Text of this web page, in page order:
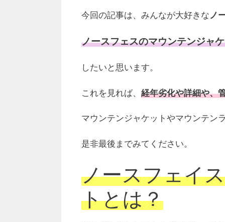
今回の記事は、みんなが大好きなノ
ノースフェスのマウンテンジャ
したいと思います。
これを見れば、 経年劣化や詳細や、
マウンテンジャケットやマウンテン
是非最後までみてください。
ノースフェイ
トとは？